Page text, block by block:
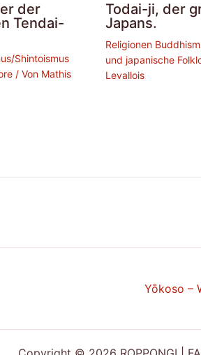
der
Tendai-
Shintoismus
/ Von Mathis
Todai-ji, der
Japans.
Religionen
und japanische
Levallois
Yōkoso –